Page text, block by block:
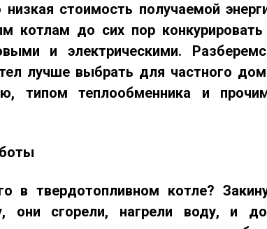
стоимость получаемой
котлам до сих пор
и электрическими.
лучше выбрать для частного
типом теплообменника и
в твердотопливном котле?
они сгорели, нагрели воду, и